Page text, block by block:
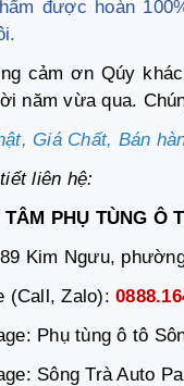
được hoàn
cảm ơn Qúy
năm vừa qua.
Giá Chất, Bán
liên hệ:
TÂM PHỤ TÙNG Ô
Kim Ngưu,
(Call, Zalo):
Phụ tùng ô tô
Sông Trà Auto